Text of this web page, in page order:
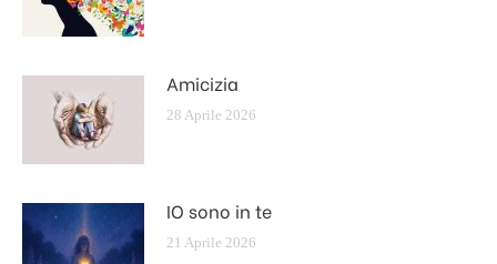
Amicizia
28 Aprile 2026
IO sono in te
21 Aprile 2026